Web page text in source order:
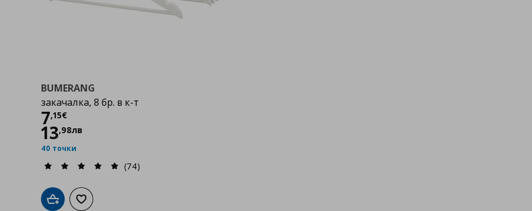
BUMERANG
закачалка, 8 бр. в к-т
7,15€
Цена
13,98лв
40 точки
(74)
Добави в кошницата
Добави към списъка с любими